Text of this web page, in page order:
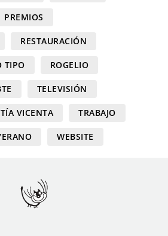
PREMIOS
RESTAURACIÓN
TIPO ROGELIO
TELEVISIÓN
TÍA VICENTA TRABAJO
WEBSITE